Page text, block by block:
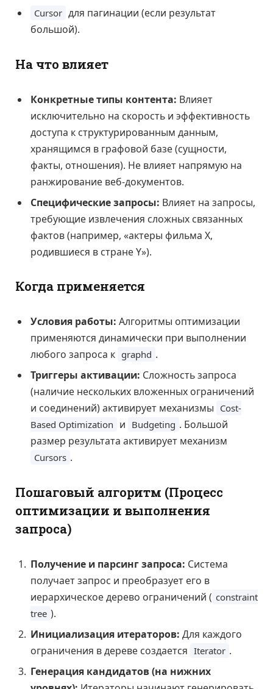
Cursor для пагинации (если результат
большой).
На что влияет
Конкретные типы контента: Влияет
исключительно на скорость и эффективность
доступа к структурированным данным,
хранящимся в графовой базе (сущности,
факты, отношения). Не влияет напрямую на
ранжирование веб-документов.
Специфические запросы: Влияет на запросы,
требующие извлечения сложных связанных
фактов (например, «актеры фильма X,
родившиеся в стране Y»).
Когда применяется
Условия работы: Алгоритмы оптимизации
применяются динамически при выполнении
любого запроса к graphd .
Триггеры активации: Сложность запроса
(наличие нескольких вложенных ограничений
и соединений) активирует механизмы Cost-
Based Optimization и Budgeting . Большой
размер результата активирует механизм
Cursors .
Пошаговый алгоритм (Процесс
оптимизации и выполнения
запроса)
Получение и парсинг запроса: Система
получает запрос и преобразует его в
иерархическое дерево ограничений ( constraint
tree ).
Инициализация итераторов: Для каждого
ограничения в дереве создается Iterator .
Генерация кандидатов (на нижних